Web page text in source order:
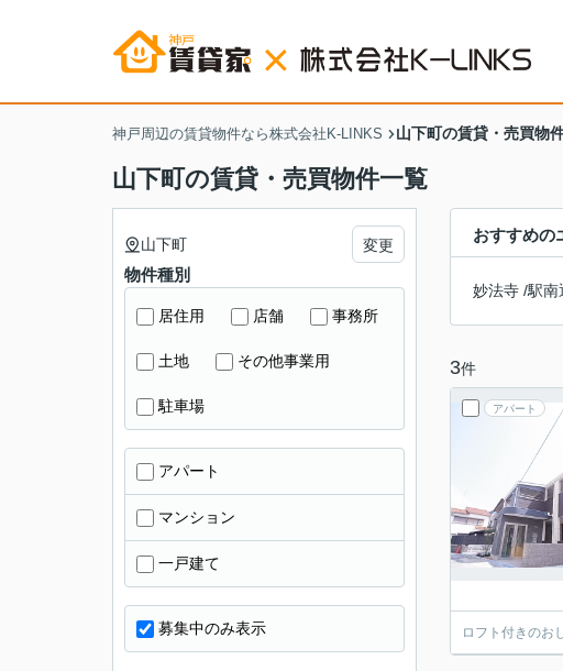
神戸周辺の賃貸物件なら株式会社K-LINKS 山下町の賃貸・売買物
山下町の賃貸・売買物件一覧
おすすめの
妙法寺 /駅南
3件
アパート
ロフト付きのお
山下町 変更
物件種別
居住用 店舗 事務所
土地 その他事業用
駐車場
アパート
マンション
一戸建て
募集中のみ表示